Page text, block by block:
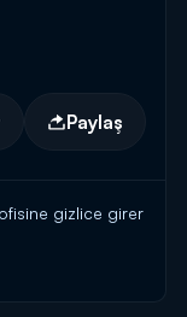
Paylaş
gizlice girer